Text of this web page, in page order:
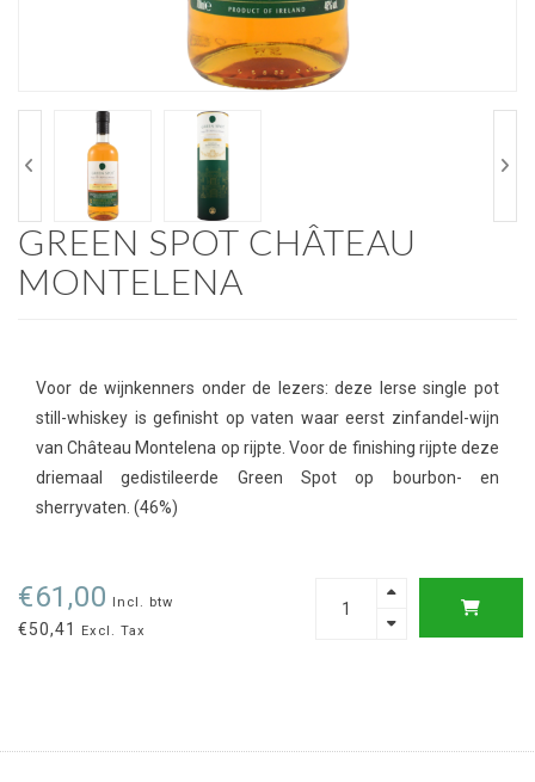
GREEN SPOT CHÂTEAU
MONTELENA
Voor de wijnkenners onder de lezers: deze Ierse single pot
still-whiskey is gefinisht op vaten waar eerst zinfandel-wijn
van Château Montelena op rijpte. Voor de finishing rijpte deze
driemaal gedistileerde Green Spot op bourbon- en
sherryvaten. (46%)
€61,00 Incl. btw
€50,41 Excl. Tax